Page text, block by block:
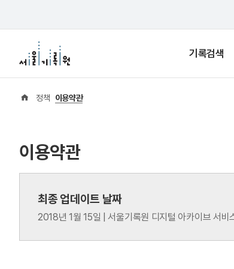
기록검색
정책 이용약관
이용약관
최종 업데이트 날짜
2018년 1월 15일 | 서울기록원 디지털 아카이브 서비